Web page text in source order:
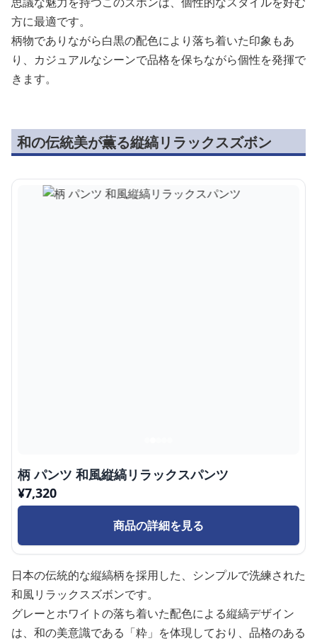
方に最適です。
柄物でありながら白黒の配色により落ち着いた印象もあ
り、カジュアルなシーンで品格を保ちながら個性を発揮で
きます。
和の伝統美が薫る縦縞リラックスズボン
柄 パンツ 和風縦縞リラックスパンツ
¥7,320
商品の詳細を見る
日本の伝統的な縦縞柄を採用した、シンプルで洗練された
和風リラックスズボンです。
グレーとホワイトの落ち着いた配色による縦縞デザイン
は、和の美意識である「粋」を体現しており、品格のある